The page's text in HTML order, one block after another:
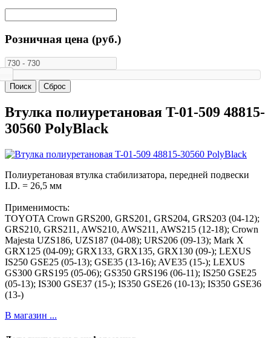
Розничная цена (руб.)
Втулка полиуретановая T-01-509 48815-
30560 PolyBlack
Полиуретановая втулка стабилизатора, передней подвески
I.D. = 26,5 мм
Применимость:
TOYOTA Crown GRS200, GRS201, GRS204, GRS203 (04-12);
GRS210, GRS211, AWS210, AWS211, AWS215 (12-18); Crown
Majesta UZS186, UZS187 (04-08); URS206 (09-13); Mark X
GRX125 (04-09); GRX133, GRX135, GRX130 (09-); LEXUS
IS250 GSE25 (05-13); GSE35 (13-16); AVE35 (15-); LEXUS
GS300 GRS195 (05-06); GS350 GRS196 (06-11); IS250 GSE25
(05-13); IS300 GSE37 (15-); IS350 GSE26 (10-13); IS350 GSE36
(13-)
В магазин ...